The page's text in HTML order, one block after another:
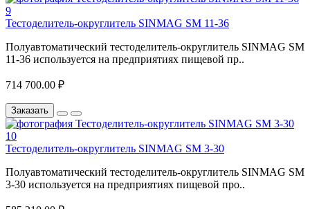
Тестоделитель-округлитель SINMAG SМ 11-36
Полуавтоматический тестоделитель-округлитель SINMAG SМ
11-36 используется на предприятиях пищевой пр..
714 700.00 ₽
Заказать
Тестоделитель-округлитель SINMAG SМ 3-30
Полуавтоматический тестоделитель-округлитель SINMAG SМ
3-30 используется на предприятиях пищевой про..